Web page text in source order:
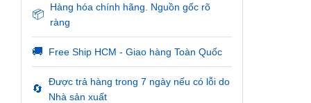
📦
Hàng hóa chính hãng. Nguồn gốc rõ
ràng
🚚 Free Ship HCM - Giao hàng Toàn Quốc
🔄
Được trả hàng trong 7 ngày nếu có lỗi do
Nhà sản xuất